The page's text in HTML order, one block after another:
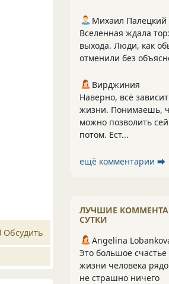
Обсудить
Михаил Палецкий
Вселенная ждала
выхода. Люди, как
отменили без
Вирджиния
Наверно, всё
жизни. Понимаешь,
можно позволить
потом. Ест...
ещё комментарии ⮕
ЛУЧШИЕ
СУТКИ
Angelina
Это большое счастье
жизни человека
не страшно ничего